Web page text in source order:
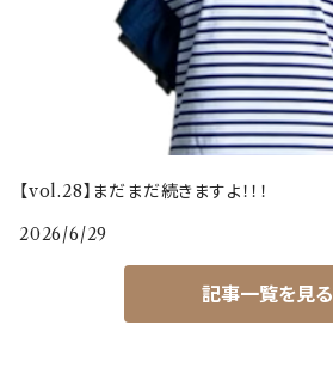
【vol.28】まだまだ続きますよ！！！
2026/6/29
記事一覧を見る